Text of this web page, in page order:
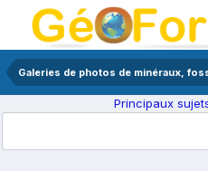
Galeries de photos de minéraux,
Principaux